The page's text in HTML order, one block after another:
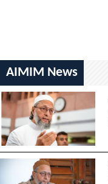
AIMIM News